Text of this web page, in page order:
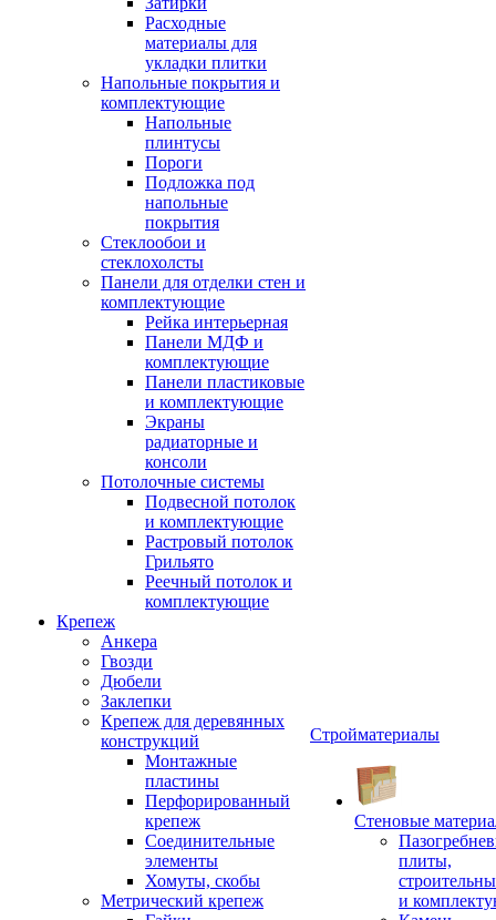
Расходные
материалы для
укладки плитки
Напольные покрытия и
комплектующие
Напольные
плинтусы
Пороги
Подложка под
напольные
покрытия
Стеклообои и
стеклохолсты
Панели для отделки стен и
комплектующие
Рейка интерьерная
Панели МДФ и
комплектующие
Панели пластиковые
и комплектующие
Экраны
радиаторные и
консоли
Потолочные системы
Подвесной потолок
и комплектующие
Растровый потолок
Грильято
Реечный потолок и
комплектующие
Крепеж
Анкера
Гвозди
Дюбели
Заклепки
Крепеж для деревянных
конструкций
Монтажные
пластины
Перфорированный
крепеж
Соединительные
элементы
Хомуты, скобы
Метрический крепеж
Стройматериалы
Стеновые
плиты,
и